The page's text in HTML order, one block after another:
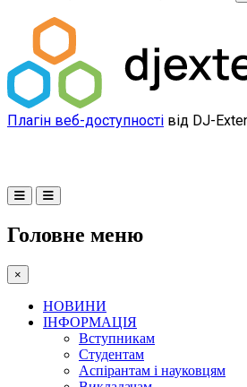
Плагін веб-доступності від DJ-
Головне меню
×
НОВИНИ
ІНФОРМАЦІЯ
Вступникам
Студентам
Аспірантам і науковцям